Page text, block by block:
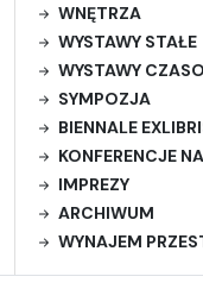
WNĘTRZA
WYSTAWY STAŁE
WYSTAWY
SYMPOZJA
BIENNALE
KONFERENCJE
IMPREZY
ARCHIWUM
WYNAJEM